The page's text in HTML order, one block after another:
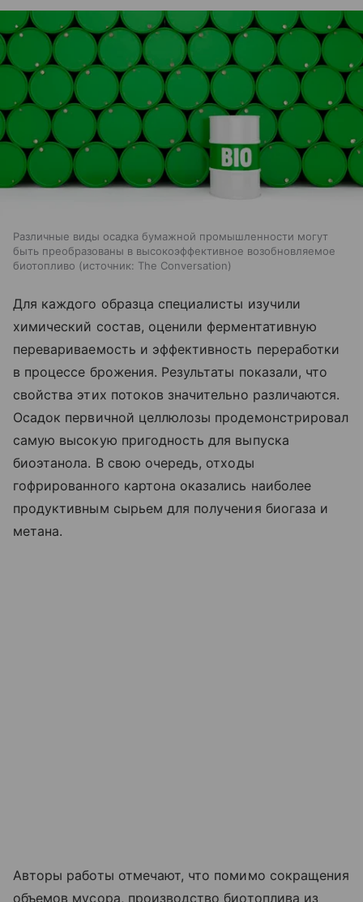
Различные виды осадка бумажной промышленности могут
быть преобразованы в высокоэффективное возобновляемое
биотопливо
источник: The Conversation
Для каждого образца специалисты изучили
химический состав, оценили ферментативную
перевариваемость и эффективность переработки
в процессе брожения. Результаты показали, что
свойства этих потоков значительно различаются.
Осадок первичной целлюлозы продемонстрировал
самую высокую пригодность для выпуска
биоэтанола. В свою очередь, отходы
гофрированного картона оказались наиболее
продуктивным сырьем для получения биогаза и
метана.
Авторы работы отмечают, что помимо сокращения
объемов мусора, производство биотоплива из